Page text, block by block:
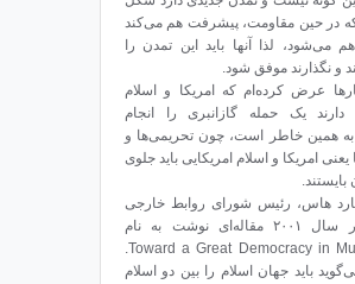
در حین مقاومت، پیشرفت هم می‌کند
می‌شود، لذا آنها باید این تمدن را
و نگذارند موفق شود.
عرض کرده‌ام که امریکا و اسلام
دارند یک حمله گازانبری را انجام
به همین خاطر است، چون تحریمی‌ها و
امریکا و اسلام امریکایی باید جلوی
بایستند.
هاس، رئیس شورای روابط خارجی
امریکا در سال ۲۰۰۱ مقاله‌ای نوشت به نام
Toward a Great Democracy in Muslimoon.
باید جهان اسلام را بین دو اسلام